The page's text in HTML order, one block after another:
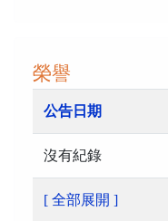
榮譽
公告日期
沒有紀錄
[ 全部展開 ]